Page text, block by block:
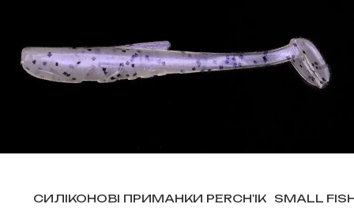
СИЛІКОНОВІ ПРИМАНКИ PERCH'IK SMALL